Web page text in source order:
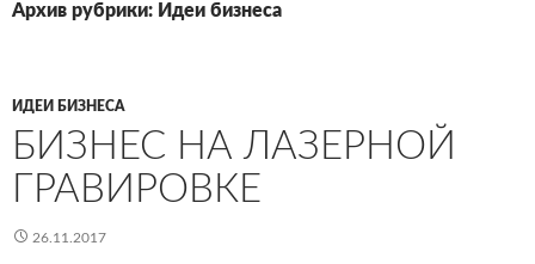
Архив рубрики: Идеи бизнеса
ИДЕИ БИЗНЕСА
БИЗНЕС НА ЛАЗЕРНОЙ
ГРАВИРОВКЕ
26.11.2017